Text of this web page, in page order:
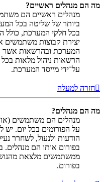
מה הם מנהלים ראשיים?
מנהלים ראשיים הם
ביותר של שליטה בכל
בכל חלקי המערכת,
יצירת קבוצות משתמשים
המערכת ובהרשאות אשר
הרשאות ניהול מלאות
על־ידי מייסד המערכת.
חזרה למעלה
מה הם מנהלים?
מנהלים הם משתמשים
על הפורומים בכל יום.
הודעות ולנעול, לשחרר
בפורום אותו הם מנהלים.
ממשתמשים מלצאת
בפורום.